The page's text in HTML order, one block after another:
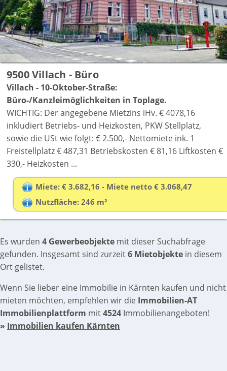
9500 Villach - Büro
Villach - 10-Oktober-Straße:
Büro-/Kanzleimöglichkeiten in Toplage.
WICHTIG: Der angegebene Mietzins iHv. € 4078,16
inkludiert Betriebs- und Heizkosten, PKW Stellplatz,
sowie die USt wie folgt: € 2.500,- Nettomiete ink. 1
Freistellplatz € 487,31 Betriebskosten € 81,16 Liftkosten €
330,- Heizkosten ...
Miete: € 3.682,16 - Miete netto € 3.068,47
Nutzfläche: 246 m²
Es wurden 4 Gewerbeobjekte mit dieser Suchabfrage
gefunden. Insgesamt sind zurzeit6 Mietobjekte in diesem
Ort gelistet.
Wenn Sie lieber eine Immobilie in Kärnten kaufen und nicht
mieten möchten, empfehlen wir die Immobilien-AT
Immobilienplattform mit4524 Immobilienangeboten!
» Immobilien kaufen Kärnten